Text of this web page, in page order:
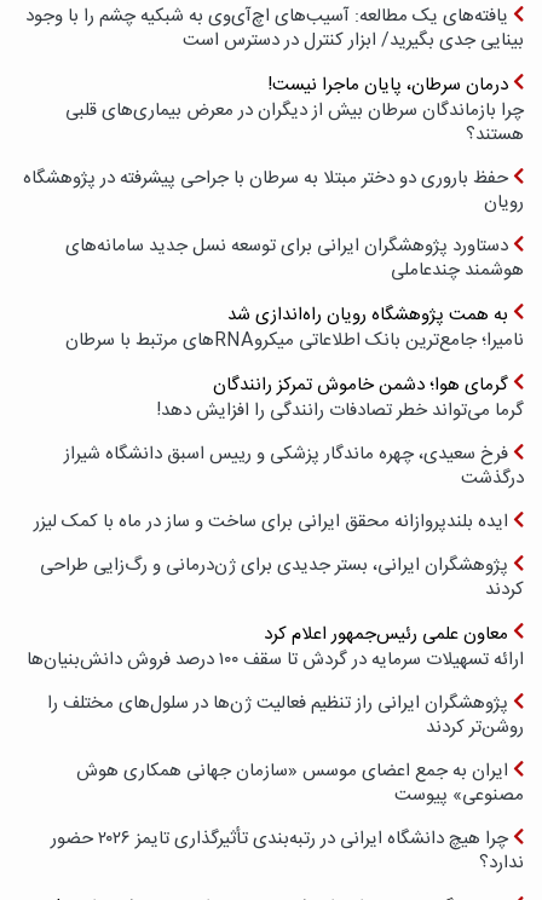
یافته‌های یک مطالعه: آسیب‌های اچ‌آی‌وی به شبکیه چشم را با وجود
بینایی جدی بگیرید/ ابزار کنترل در دسترس است
درمان سرطان، پایان ماجرا نیست!
چرا بازماندگان سرطان بیش از دیگران در معرض بیماری‌های قلبی
هستند؟
حفظ باروری دو دختر مبتلا به سرطان با جراحی پیشرفته در پژوهشگاه
رویان
دستاورد پژوهشگران ایرانی برای توسعه نسل جدید سامانه‌های
هوشمند چندعاملی
به همت پژوهشگاه رویان راه‌اندازی شد
نامیرا؛ جامع‌ترین بانک اطلاعاتی میکروRNAهای مرتبط با سرطان
گرمای هوا؛ دشمن خاموش تمرکز رانندگان
گرما می‌تواند خطر تصادفات رانندگی را افزایش دهد!
فرخ سعیدی، چهره ماندگار پزشکی و رییس اسبق دانشگاه شیراز
درگذشت
ایده بلندپروازانه محقق ایرانی برای ساخت و ساز در ماه با کمک لیزر
پژوهشگران ایرانی، بستر جدیدی برای ژن‌درمانی و رگ‌زایی طراحی
کردند
معاون علمی رئیس‌جمهور اعلام کرد
ارائه تسهیلات سرمایه در گردش تا سقف ۱۰۰ درصد فروش دانش‌بنیان‌ها
پژوهشگران ایرانی راز تنظیم فعالیت ژن‌ها در سلول‌های مختلف را
روشن‌تر کردند
ایران به جمع اعضای موسس «سازمان جهانی همکاری هوش
مصنوعی» پیوست
چرا هیچ دانشگاه ایرانی در رتبه‌بندی تأثیرگذاری تایمز ۲۰۲۶ حضور
ندارد؟